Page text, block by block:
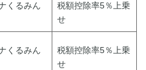
くるみん
税額控除率5％上乗
せ
くるみん
税額控除率5％上乗
せ